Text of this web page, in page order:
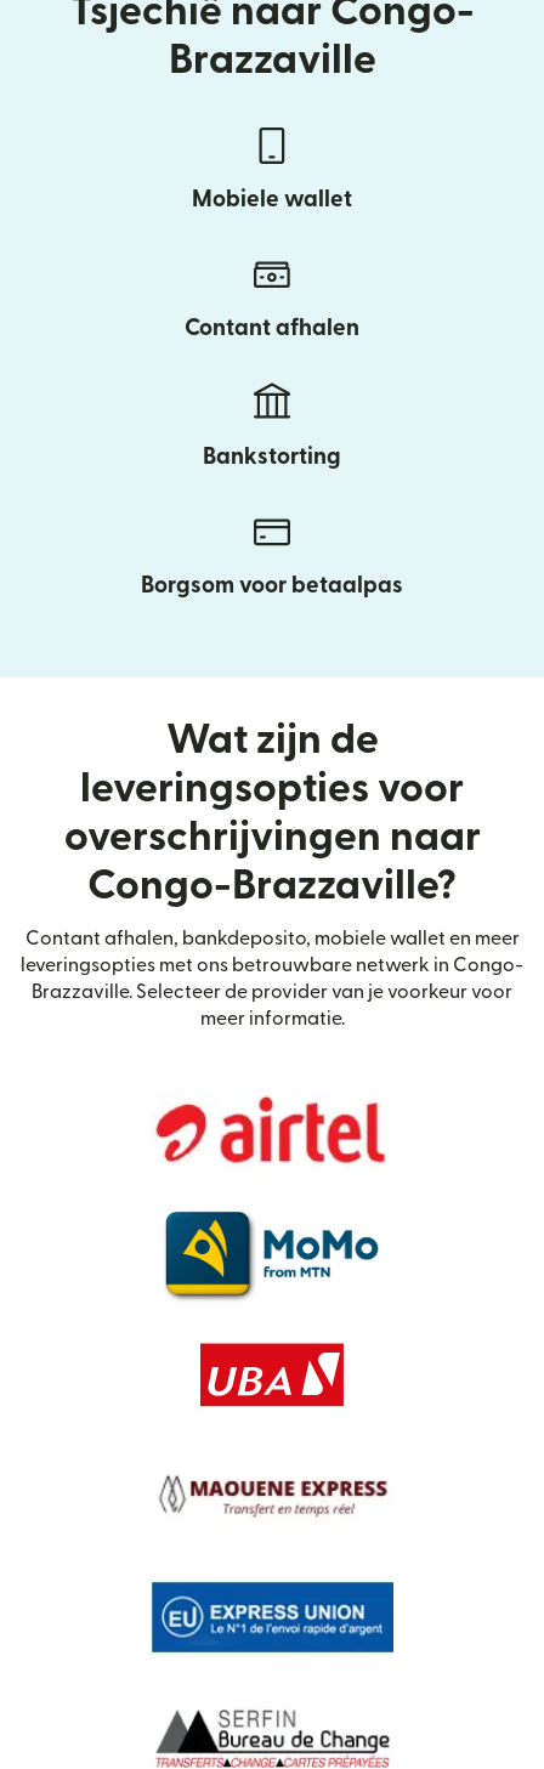
Tsjechië naar Congo-
Brazzaville
Mobiele wallet
Contant afhalen
Bankstorting
Borgsom voor betaalpas
Wat zijn de
leveringsopties voor
overschrijvingen naar
Congo-Brazzaville?
Contant afhalen, bankdeposito, mobiele wallet en meer
leveringsopties met ons betrouwbare netwerk in Congo-
Brazzaville. Selecteer de provider van je voorkeur voor
meer informatie.